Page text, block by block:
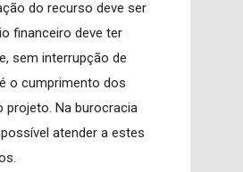
do recurso deve ser
financeiro deve ter
sem interrupção de
o cumprimento dos
projeto. Na burocracia
atender a estes